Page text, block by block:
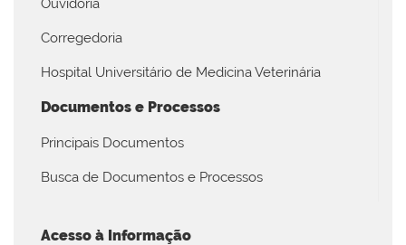
Ouvidoria
Corregedoria
Hospital Universitário de Medicina Veterinária
Documentos e Processos
Principais Documentos
Busca de Documentos e Processos
Acesso à Informação